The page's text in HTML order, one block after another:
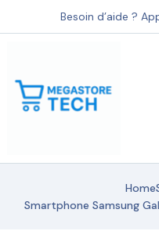
Besoin d’aide ?
Home
Smartphone Samsung